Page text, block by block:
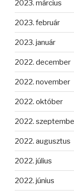
2023. március
2023. február
2023. január
2022. december
2022. november
2022. október
2022.
2022. augusztus
2022. július
2022. június